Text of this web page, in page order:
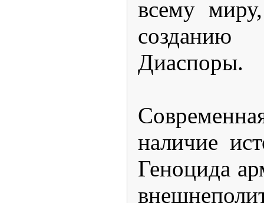
всему
Диаспоры.
наличие
Геноцида